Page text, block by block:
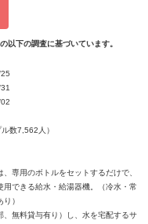
以下の調査に基づいています。
数7,562人）
専用のボトルをセットするだけで、
用できる給水・給湯器機。（冷水・常
）
、無料貸与有り）し、水を宅配するサ